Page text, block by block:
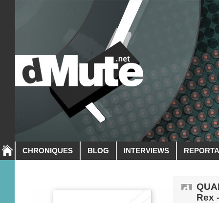
CHRONIQUES BLOG INTERVIEWS
Rex